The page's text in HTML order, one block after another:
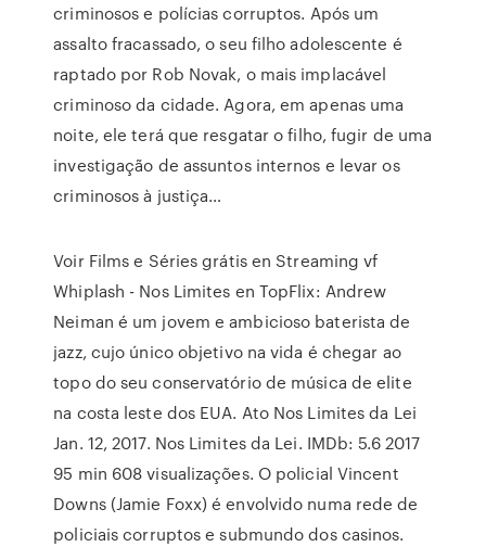
criminosos e polícias corruptos. Após um
assalto fracassado, o seu filho adolescente é
raptado por Rob Novak, o mais implacável
criminoso da cidade. Agora, em apenas uma
noite, ele terá que resgatar o filho, fugir de uma
investigação de assuntos internos e levar os
criminosos à justiça…
Voir Films e Séries grátis en Streaming vf
Whiplash - Nos Limites en TopFlix: Andrew
Neiman é um jovem e ambicioso baterista de
jazz, cujo único objetivo na vida é chegar ao
topo do seu conservatório de música de elite
na costa leste dos EUA. Ato Nos Limites da Lei
Jan. 12, 2017. Nos Limites da Lei. IMDb: 5.6 2017
95 min 608 visualizações. O policial Vincent
Downs (Jamie Foxx) é envolvido numa rede de
policiais corruptos e submundo dos casinos.